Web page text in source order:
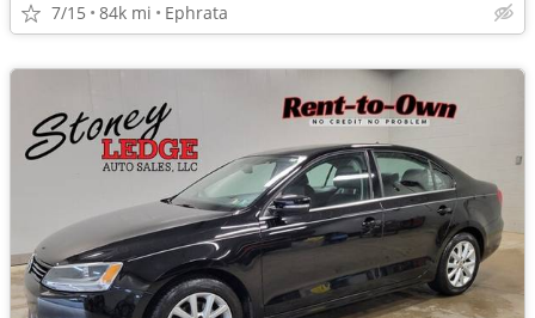
7/15 84k mi Ephrata